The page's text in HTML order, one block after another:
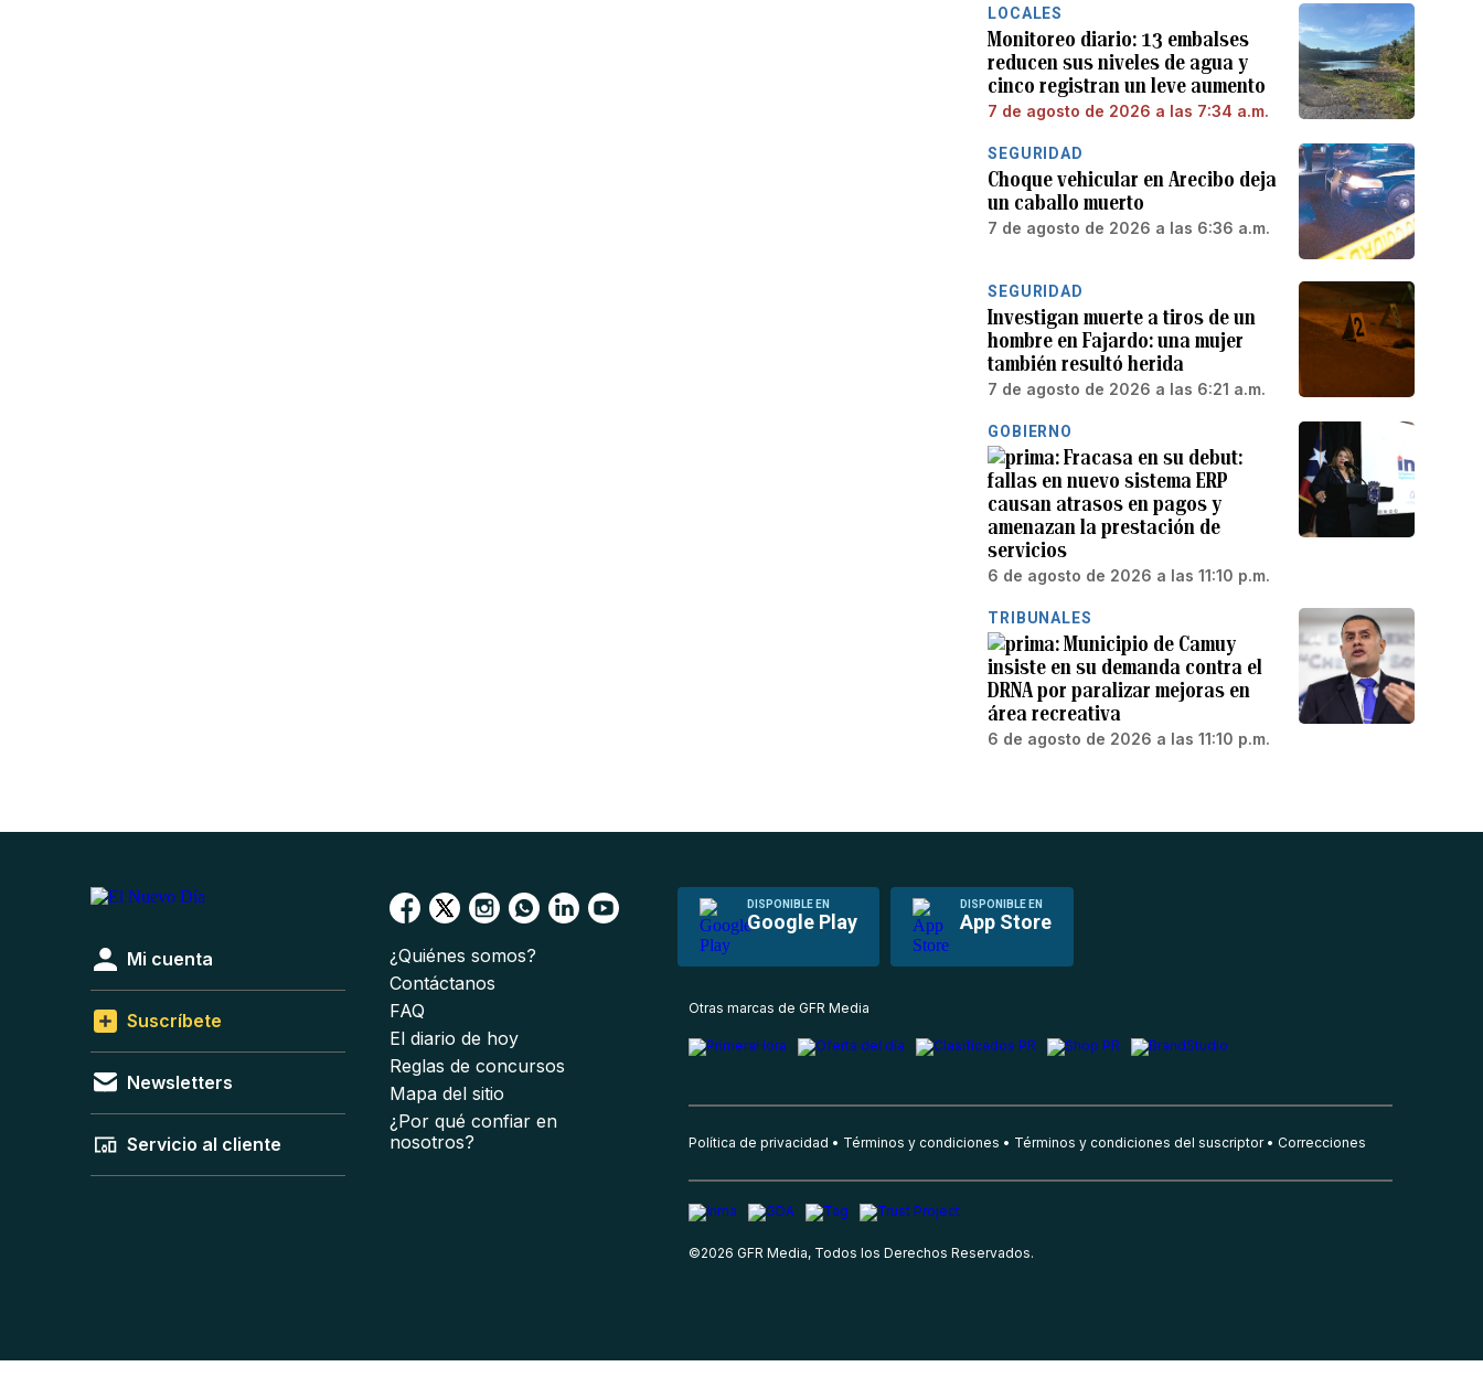
LOCALES
Monitoreo diario: 13 embalses
reducen sus niveles de agua y
cinco registran un leve aumento
7 de agosto de 2026 a las 7:34 a.m.
SEGURIDAD
Choque vehicular en Arecibo deja
un caballo muerto
7 de agosto de 2026 a las 6:36 a.m.
SEGURIDAD
Investigan muerte a tiros de un
hombre en Fajardo: una mujer
también resultó herida
7 de agosto de 2026 a las 6:21 a.m.
GOBIERNO
Fracasa en su debut:
fallas en nuevo sistema ERP
causan atrasos en pagos y
amenazan la prestación de
servicios
6 de agosto de 2026 a las 11:10 p.m.
TRIBUNALES
Municipio de Camuy
insiste en su demanda contra el
DRNA por paralizar mejoras en
área recreativa
6 de agosto de 2026 a las 11:10 p.m.
DISPONIBLE EN
Google Play
DISPONIBLE EN
App Store
Mi cuenta
Suscríbete
Newsletters
Servicio al cliente
¿Quiénes somos?
Contáctanos
FAQ
El diario de hoy
Reglas de concursos
Mapa del sitio
¿Por qué confiar en
nosotros?
Otras marcas de GFR Media
Política de privacidad Términos y condiciones Términos y condiciones del suscriptor Correcciones
©2026 GFR Media, Todos los Derechos Reservados.